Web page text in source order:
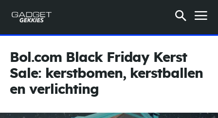
Bol.com Black Friday Kerst
Sale: kerstbomen, kerstballen
en verlichting